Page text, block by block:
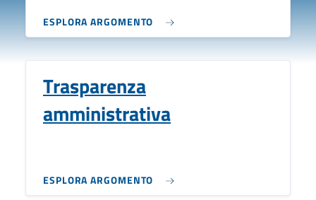
ESPLORA ARGOMENTO
Trasparenza
amministrativa
ESPLORA ARGOMENTO